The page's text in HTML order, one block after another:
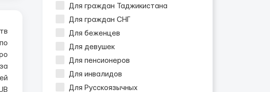
Для граждан Таджикистана
Для граждан СНГ
Для беженцев
Для девушек
Для пенсионеров
Для инвалидов
Для Русскоязычных